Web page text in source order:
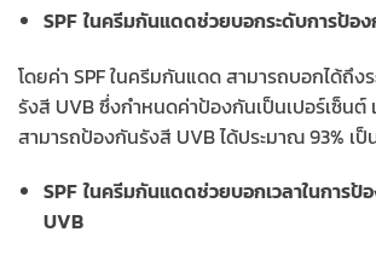
SPF ในครีมกันแดดช่วยบอกระดับการป้อ
โดยค่า SPF ในครีมกันแดด สามารถบอกได้ถึง
รังสี UVB ซึ่งกำหนดค่าป้องกันเป็นเปอร์เซ็นต์
สามารถป้องกันรังสี UVB ได้ประมาณ 93% เ
SPF ในครีมกันแดดช่วยบอกเวลาในการป้
UVB